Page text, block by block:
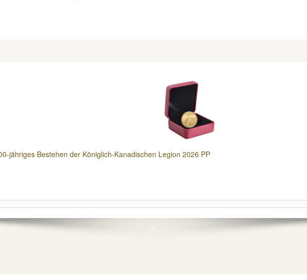
jähriges Bestehen der Königlich-Kanadischen Legion 2026 PP